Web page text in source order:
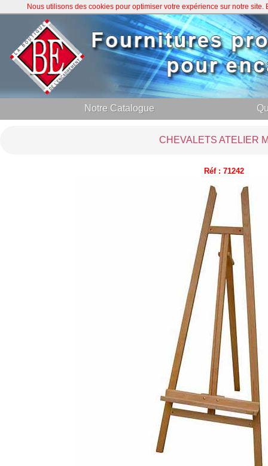
Notre Catalogue
CHEVALETS ATELIER
Réf : 71242
Nous utilisons des cookies pour optimiser votre expérience sur notre